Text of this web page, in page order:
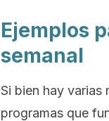
Ejemplos
semanal
Si bien hay varias
programas que